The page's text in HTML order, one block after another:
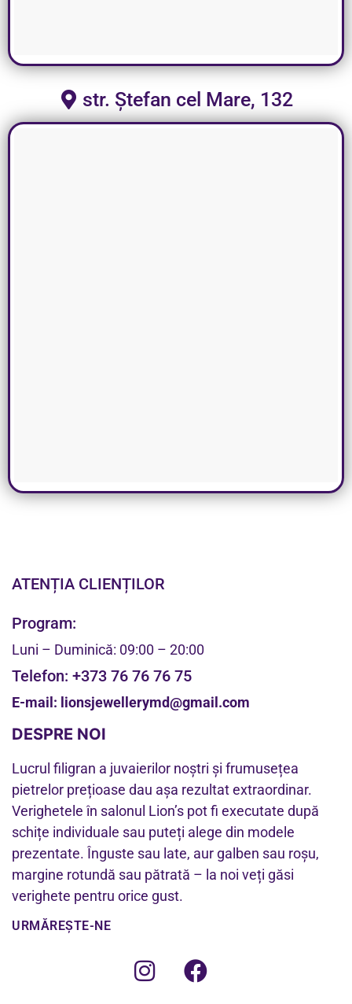
str. Ștefan cel Mare, 132
ATENȚIA CLIENȚILOR
Program:
Luni – Duminică: 09:00 – 20:00
Telefon: +373 76 76 76 75
E-mail: lionsjewellerymd@gmail.com
DESPRE NOI
Lucrul filigran a juvaierilor noștri și frumusețea
pietrelor prețioase dau așa rezultat extraordinar.
Verighetele în salonul Lion’s pot fi executate după
schițe individuale sau puteți alege din modele
prezentate. Înguste sau late, aur galben sau roșu,
margine rotundă sau pătrată – la noi veți găsi
verighete pentru orice gust.
URMĂREȘTE-NE